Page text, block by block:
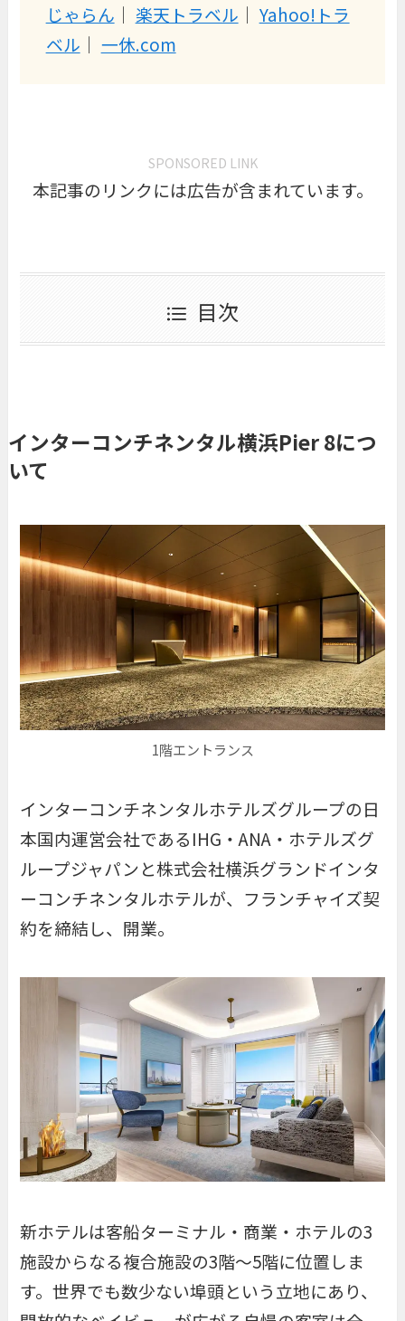
じゃらん ｜ 楽天トラベル ｜ Yahoo!トラ
ベル ｜ 一休.com
SPONSORED LINK
本記事のリンクには広告が含まれています。
目次
インターコンチネンタル横浜Pier 8につ
いて
1階エントランス
インターコンチネンタルホテルズグループの日
本国内運営会社であるIHG・ANA・ホテルズグ
ループジャパンと株式会社横浜グランドインタ
ーコンチネンタルホテルが、フランチャイズ契
約を締結し、開業。
新ホテルは客船ターミナル・商業・ホテルの3
施設からなる複合施設の3階～5階に位置しま
す。世界でも数少ない埠頭という立地にあり、